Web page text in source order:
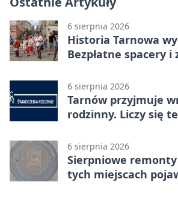
6 sierpnia 2026
Historia Tarnowa
Bezpłatne spacery i
6 sierpnia 2026
Tarnów przyjmuje
rodzinny. Liczy się
6 sierpnia 2026
Sierpniowe
tych miejscach